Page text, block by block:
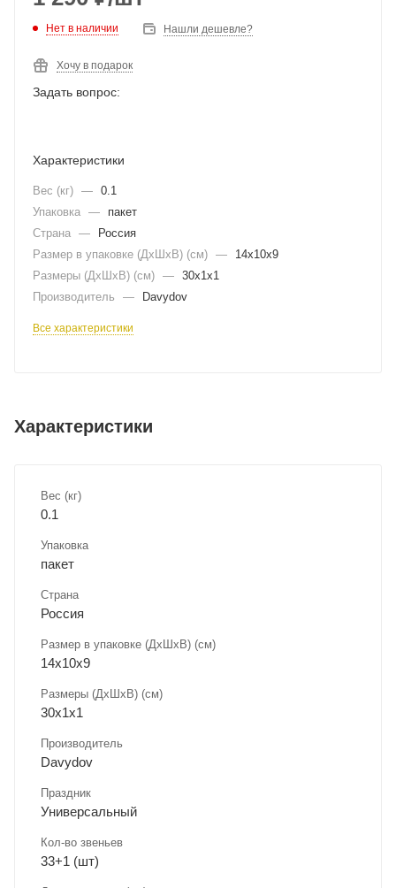
Нет в наличии Нашли дешевле?
Хочу в подарок
Задать вопрос:
Характеристики
Вес (кг) — 0.1
Упаковка —
пакет
Страна —
Россия
Размер в упаковке (ДхШxВ) (см) —
14х10х9
Размеры (ДxШxВ) (см) — 30х1х1
Производитель
— Davydov
Все характеристики
Характеристики
Вес (кг)
0.1
Упаковка
пакет
Страна
Россия
Размер в упаковке (ДхШxВ) (см)
14х10х9
Размеры (ДxШxВ) (см)
30х1х1
Производитель
Davydov
Праздник
Универсальный
Кол-во звеньев
33+1 (шт)